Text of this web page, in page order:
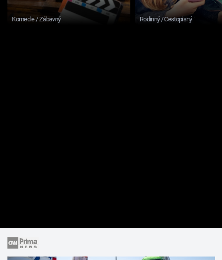
Komedie / Zábavný Rodinný / Cestopisný